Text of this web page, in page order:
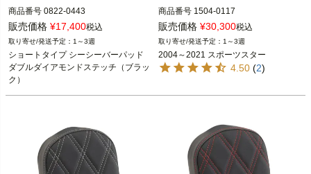
商品番号 0822-0443
販売価格 ¥17,400税込
1～3週
ショートタイプ シーシーバーパッド
ダブルダイアモンドステッチ（ブラッ
ク）
商品番号 1504-0117
旧型番：1504-0004
2004～2021 スポーツスター
Drag Specialties（ドラッグスペシャ
販売価格 ¥30,300税込
1～3週
2004～2021 スポーツスター
4.50 (2)